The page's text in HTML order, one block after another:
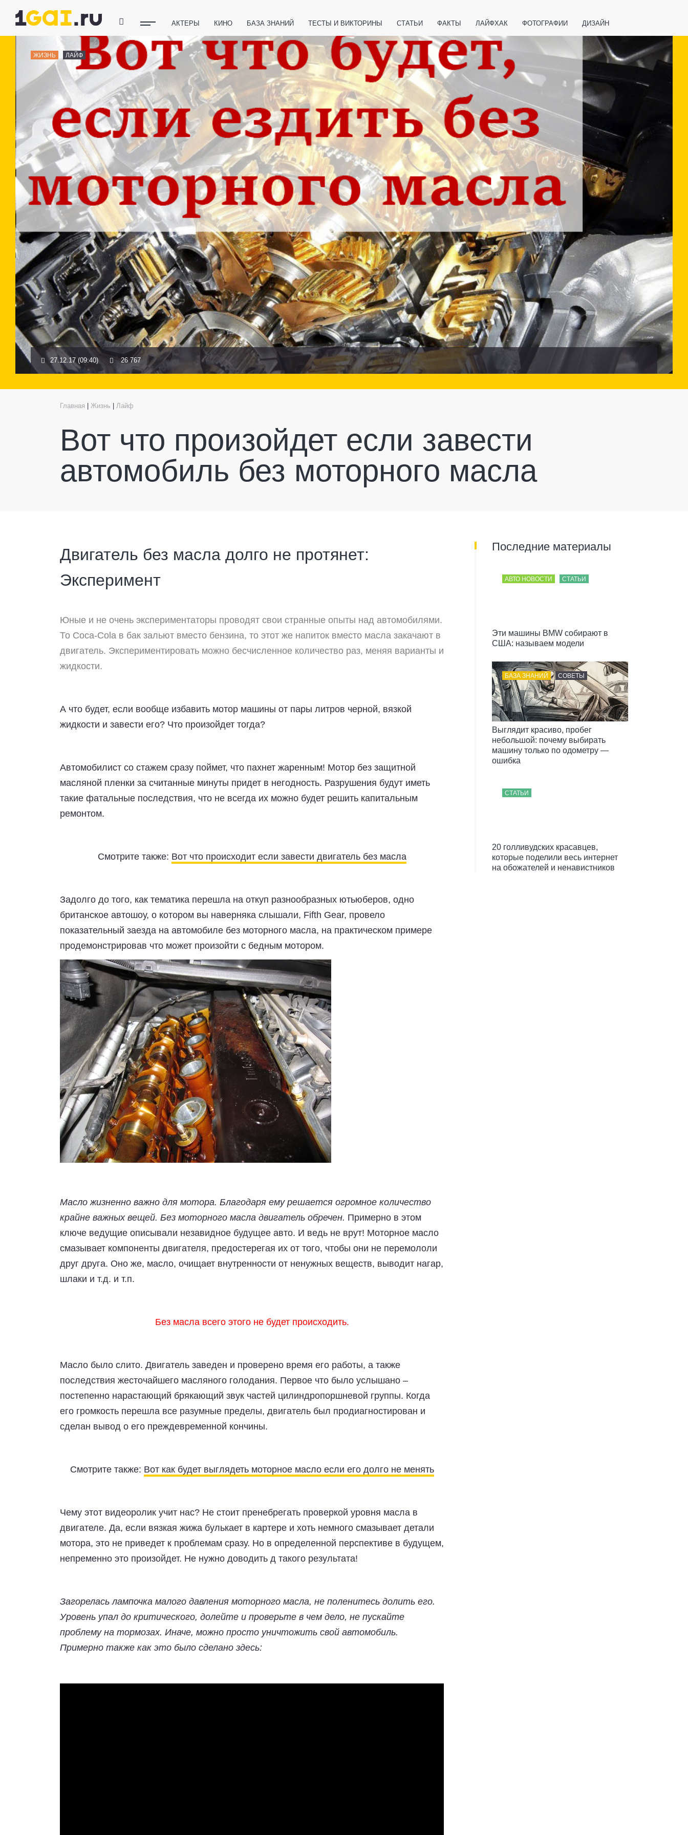
АКТЕРЫ КИНО БАЗА ЗНАНИЙ ТЕСТЫ И ВИКТОРИНЫ СТАТЬИ ФАКТЫ ЛАЙФХАК ФОТОГРАФИИ ДИЗАЙН
ПОЛЕЗНЫЕ СОВЕТЫ ЖИВОТНЫЕ ПОЛЕЗНО ЗНАТЬ ЗАКОНОДАТЕЛЬСТВО ВАЖНО ЗНАТЬ СМАРТФОНЫ ПОЛЕЗНОЕ
ФИТНЕС ТЕХНОЛОГИИ
ЖИЗНЬ ЛАЙФ
27.12.17 (09:40) 26 767
Главная Жизнь Лайф
Вот что произойдет если завести
автомобиль без моторного масла
Двигатель без масла долго не протянет:
Эксперимент
Юные и не очень экспериментаторы проводят свои странные опыты над автомобилями.
То Coca-Cola в бак зальют вместо бензина, то этот же напиток вместо масла закачают в
двигатель. Экспериментировать можно бесчисленное количество раз, меняя варианты и
жидкости.
А что будет, если вообще избавить мотор машины от пары литров черной, вязкой
жидкости и завести его? Что произойдет тогда?
Автомобилист со стажем сразу поймет, что пахнет жаренным! Мотор без защитной
масляной пленки за считанные минуты придет в негодность. Разрушения будут иметь
такие фатальные последствия, что не всегда их можно будет решить капитальным
ремонтом.
Смотрите также: Вот что происходит если завести двигатель без масла
Задолго до того, как тематика перешла на откуп разнообразных ютьюберов, одно
британское автошоу, о котором вы наверняка слышали, Fifth Gear, провело
показательный заезда на автомобиле без моторного масла, на практическом примере
продемонстрировав что может произойти с бедным мотором.
Масло жизненно важно для мотора. Благодаря ему решается огромное количество
крайне важных вещей. Без моторного масла двигатель обречен. Примерно в этом
ключе ведущие описывали незавидное будущее авто. И ведь не врут! Моторное масло
смазывает компоненты двигателя, предостерегая их от того, чтобы они не перемололи
друг друга. Оно же, масло, очищает внутренности от ненужных веществ, выводит нагар,
шлаки и т.д. и т.п.
Без масла всего этого не будет происходить.
Масло было слито. Двигатель заведен и проверено время его работы, а также
последствия жесточайшего масляного голодания. Первое что было услышано –
постепенно нарастающий брякающий звук частей цилиндропоршневой группы. Когда
его громкость перешла все разумные пределы, двигатель был продиагностирован и
сделан вывод о его преждевременной кончины.
Смотрите также: Вот как будет выглядеть моторное масло если его долго не менять
Чему этот видеоролик учит нас? Не стоит пренебрегать проверкой уровня масла в
двигателе. Да, если вязкая жижа булькает в картере и хоть немного смазывает детали
мотора, это не приведет к проблемам сразу. Но в определенной перспективе в будущем,
непременно это произойдет. Не нужно доводить д такого результата!
Загорелась лампочка малого давления моторного масла, не поленитесь долить его.
Уровень упал до критического, долейте и проверьте в чем дело, не пускайте
проблему на тормозах. Иначе, можно просто уничтожить свой автомобиль.
Примерно также как это было сделано здесь:
Последние материалы
АВТО НОВОСТИ СТАТЬИ
Эти машины BMW собирают в
США: называем модели
БАЗА ЗНАНИЙ СОВЕТЫ
Выглядит красиво, пробег
небольшой: почему выбирать
машину только по одометру —
ошибка
СТАТЬИ
20 голливудских красавцев,
которые поделили весь интернет
на обожателей и ненавистников